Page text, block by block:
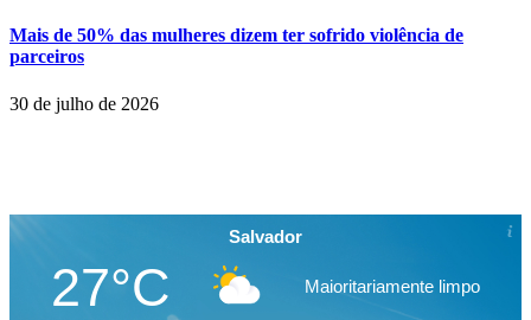
Mais de 50% das mulheres dizem ter sofrido violência de
parceiros
30 de julho de 2026
Salvador
27°C Maioritariamente limpo